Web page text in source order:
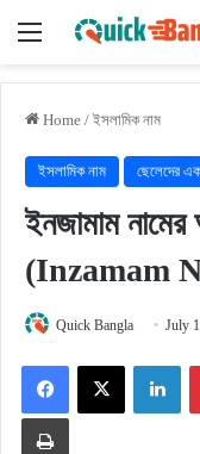
Menu
Home / ইসলামিক নাম
ইসলামিক নাম ছেলেদের
ইনজামাম
(Inzamam
Quick Bangla July
FacebookX
Print